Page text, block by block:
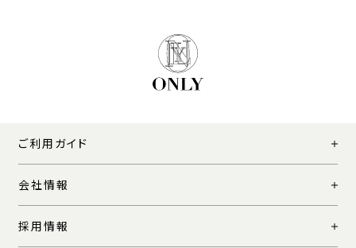
ご利用ガイド
会社情報
採用情報